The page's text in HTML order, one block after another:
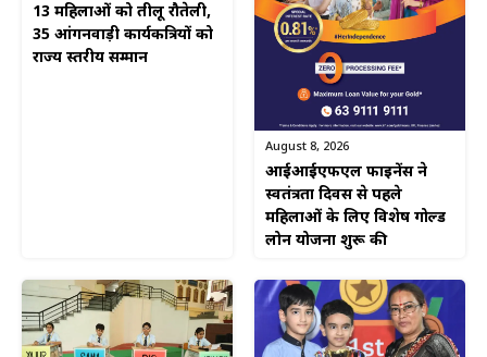
13 महिलाओं को तीलू रौतेली,
35 आंगनवाड़ी कार्यकत्रियों को
राज्य स्तरीय सम्मान
August 8, 2026
आईआईएफएल फाइनेंस ने
स्वतंत्रता दिवस से पहले
महिलाओं के लिए विशेष गोल्ड
लोन योजना शुरू की